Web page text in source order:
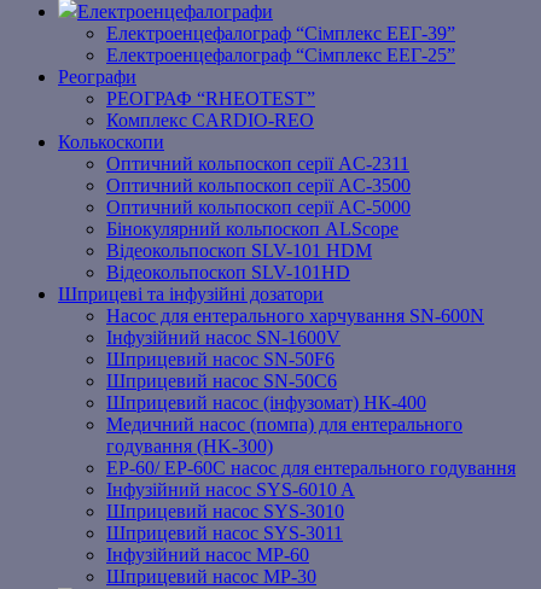
Електроенцефалографи
Електроенцефалограф “Сімплекс ЕЕГ-39”
Електроенцефалограф “Сімплекс ЕЕГ-25”
Реографи
РЕОГРАФ “RHEOTEST”
Комплекс CARDIO-REO
Колькоскопи
Оптичний кольпоскоп серії AC-2311
Оптичний кольпоскоп серії AC-3500
Оптичний кольпоскоп серії AC-5000
Бінокулярний кольпоскоп ALScope
Відеокольпоскоп SLV-101 HDM
Відеокольпоскоп SLV-101HD
Шприцеві та інфузійні дозатори
Насос для ентерального харчування SN-600N
Інфузійний насос SN-1600V
Шприцевий насос SN-50F6
Шприцевий насос SN-50C6
Шприцевий насос (інфузомат) НК-400
Медичний насос (помпа) для ентерального
годування (HK-300)
EP-60/ EP-60C насос для ентерального годування
Інфузійний насос SYS-6010 A
Шприцевий насос SYS-3010
Шприцевий насос SYS-3011
Інфузійний насос MP-60
Шприцевий насос MP-30